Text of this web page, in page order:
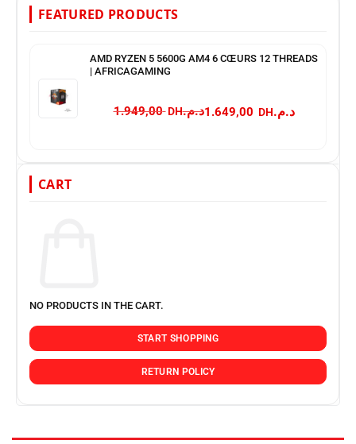
FEATURED PRODUCTS
AMD RYZEN 5 5600G AM4 6 CŒURS 12 THREADS
| AFRICAGAMING
د.م. 1.949,00 د.م.
CART
NO PRODUCTS IN THE CART.
START SHOPPING
RETURN POLICY